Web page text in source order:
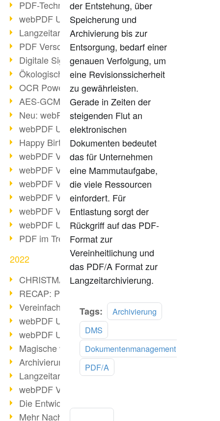
PDF-Techniken für Barrierefreiheit
webPDF Update 9.0.0.3149
Langzeitarchivierung mit PDF/A
PDF Verschlüsselung
Digitale Signaturen
Ökologischen Abdruck reduzieren
OCR Power für Profis
AES-GCM-Unterstützung (PDF 2.0)
Neu: webPDF Developer Hub
webPDF Update 9.0.0.2898
Happy Birthday, PDF!
webPDF Video-Session 4
webPDF Video-Session 3
webPDF Video-Session 2
webPDF Video-Session 1
webPDF Video-Session Termine
webPDF Update 9.0.0.2843
PDF im Trend
2022
CHRISTMAS 2022 loading
RECAP: PDF Days Europe 2022
Vereinfachung Personalprozesse
webPDF Update 8.0.0.2727
webPDF Update 9.0.0.2732
Magische webPDF Version 9
Archivierung: Aufbewahrungsfristen
Langzeitarchivierung mit PDF/A
webPDF Video - Behind the Scenes
Die Entwicklung von PDF/X
Mehr Nachhaltigkeit durch PDF
der Entstehung, über
Speicherung und
Archivierung bis zur
Entsorgung, bedarf einer
genauen Verfolgung, um
eine Revisionssicherheit
zu gewährleisten.
Gerade in Zeiten der
steigenden Flut an
elektronischen
Dokumenten bedeutet
das für Unternehmen
eine Mammutaufgabe,
die viele Ressourcen
einfordert. Für
Entlastung sorgt der
Rückgriff auf das PDF-
Format zur
Vereinheitlichung und
das PDF/A Format zur
Langzeitarchivierung.
Tags:
Archivierung
DMS
Dokumentenmanagement
PDF/A